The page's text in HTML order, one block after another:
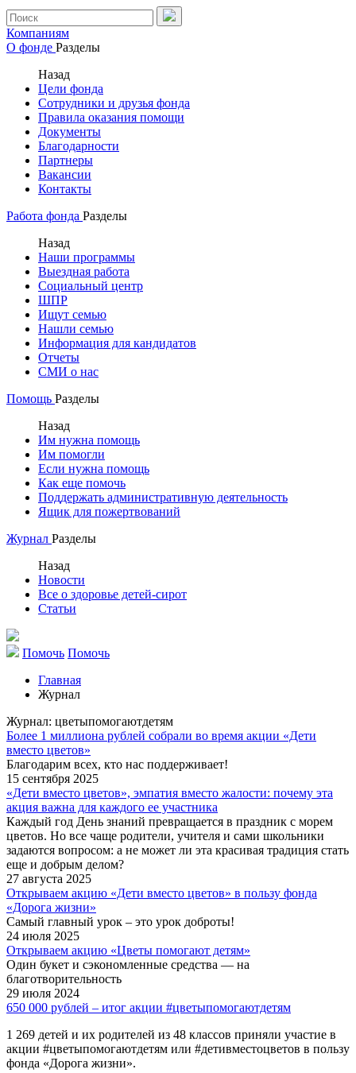
Компаниям
О фонде Разделы
Назад
Цели фонда
Сотрудники и друзья фонда
Правила оказания помощи
Документы
Благодарности
Партнеры
Вакансии
Контакты
Работа фонда Разделы
Назад
Наши программы
Выездная работа
Социальный центр
ШПР
Ищут семью
Нашли семью
Информация для кандидатов
Отчеты
СМИ о нас
Помощь Разделы
Назад
Им нужна помощь
Им помогли
Если нужна помощь
Как еще помочь
Поддержать административную деятельность
Ящик для пожертвований
Журнал Разделы
Назад
Новости
Все о здоровье детей-сирот
Статьи
Помочь Помочь
Главная
Журнал
Журнал: цветыпомогаютдетям
Более 1 миллиона рублей собрали во время акции «Дети
вместо цветов»
Благодарим всех, кто нас поддерживает!
15 сентября 2025
«Дети вместо цветов», эмпатия вместо жалости: почему эта
акция важна для каждого ее участника
Каждый год День знаний превращается в праздник с морем
цветов. Но все чаще родители, учителя и сами школьники
задаются вопросом: а не может ли эта красивая традиция стать
еще и добрым делом?
27 августа 2025
Открываем акцию «Дети вместо цветов» в пользу фонда
«Дорога жизни»
Самый главный урок – это урок доброты!
24 июля 2025
Открываем акцию «Цветы помогают детям»
Один букет и сэкономленные средства — на
благотворительность
29 июля 2024
650 000 рублей – итог акции #цветыпомогаютдетям
1 269 детей и их родителей из 48 классов приняли участие в
акции #цветыпомогаютдетям или #детивместоцветов в пользу
фонда «Дорога жизни».